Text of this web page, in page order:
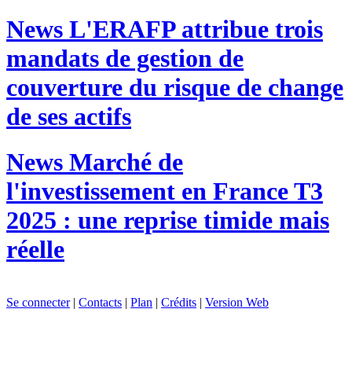
News L'ERAFP attribue trois
mandats de gestion de
couverture du risque de change
de ses actifs
News Marché de
l'investissement en France T3
2025 : une reprise timide mais
réelle
Se connecter| Contacts | Plan | Crédits | Version Web